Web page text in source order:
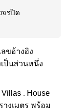
จรปิด
ขอ้างอิง
ป็นส่วนหนึ่ง
. House
งเมตร พร้อม